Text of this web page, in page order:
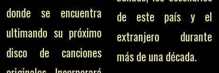
donde se encuentra
ultimando su próximo
disco de canciones
de este país y el
extranjero durante
más de una década.